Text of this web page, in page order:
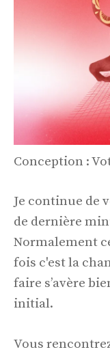
Conception :
Je continue de
de dernière
Normalement
fois c'est la
faire s’avère
initial.
Vous